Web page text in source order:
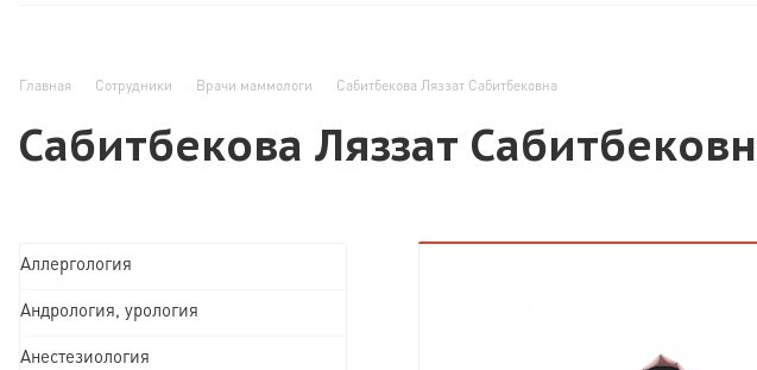
Главная Сотрудники Врачи маммологи Сабитбекова Ляззат Сабитбековна
Сабитбекова Ляззат
Аллергология
Андрология, урология
Анестезиология